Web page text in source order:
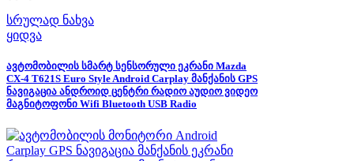
სრულად ნახვა
ყიდვა
ავტომობილის სმარტ სენსორული ეკრანი Mazda
CX-4 T621S Euro Style Android Carplay მანქანის GPS
ნავიგაცია ანდროიდ ცენტრი რადიო აუდიო ვიდეო
მაგნიტოფონი Wifi Bluetooth USB Radio